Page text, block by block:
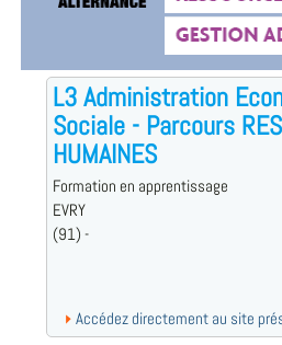
L3 Administration
Sociale - Parcours
HUMAINES
Formation en apprentissage
EVRY
(91) -
Accédez directement au site